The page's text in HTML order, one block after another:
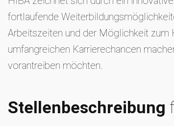
fortlaufende
Arbeitszeiten und der Möglichkeit zum
umfangreichen Karrierechancen
vorantreiben möchten.
Stellenbeschreibung